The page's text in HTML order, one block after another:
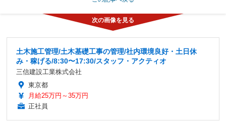
土木施工管理/土木基礎工事の管理/社内環境良好・土日休
み・稼げる/8:30〜17:30/スタッフ・アクティオ
三信建設工業株式会社
東京都
月給25万円～35万円
正社員